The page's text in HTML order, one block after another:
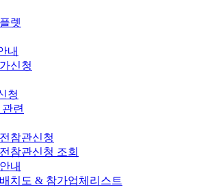
렛
내
신청
청
련
참관신청
참관신청 조회
내
치도 & 참가업체리스트